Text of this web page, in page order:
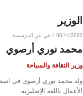
الوزير
08/11/2022
/ في عن المؤسسة
محمد نوري أرصوي
وزير الثقافة والسياحة
الأعمال باللغة الإنجليزية.